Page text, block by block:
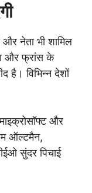
और नेता भी शामिल
और फ्रांस के
है। विभिन्न देशों
और
ऑल्टमैन,
सुंदर पिचाई